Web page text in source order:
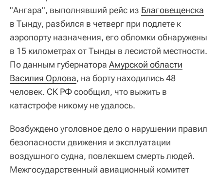
"Ангара", выполнявший рейс из Благовещенска
в Тынду, разбился в четверг при подлете к
аэропорту назначения, его обломки обнаружены
в 15 километрах от Тынды в лесистой местности.
По данным губернатора Амурской области
Василия Орлова, на борту находились 48
человек. СК РФсообщил, что выжить в
катастрофе никому не удалось.
Возбуждено уголовное дело о нарушении правил
безопасности движения и эксплуатации
воздушного судна, повлекшем смерть людей.
Межгосударственный авиационный комитет